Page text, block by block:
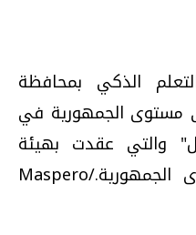
الذكي بمحافظة
مستوى الجمهورية في
والتي عقدت بهيئة
قصور الثقافة على مستوى الجمهورية./Maspero